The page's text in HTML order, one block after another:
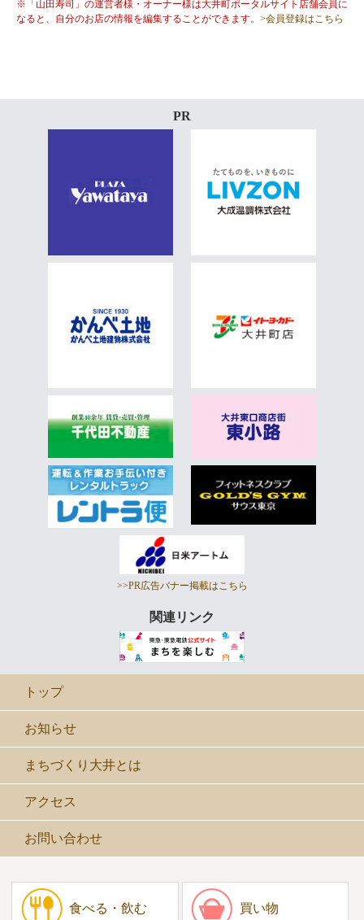
※「山田寿司」の運営者様・オーナー様は大井町ポータルサイト店舗会員に
なると、自分のお店の情報を編集することができます。 >会員登録はこちら
PR
>>PR広告バナー掲載はこちら
関連リンク
トップ
お知らせ
まちづくり大井とは
アクセス
お問い合わせ
食べる・飲む 買い物